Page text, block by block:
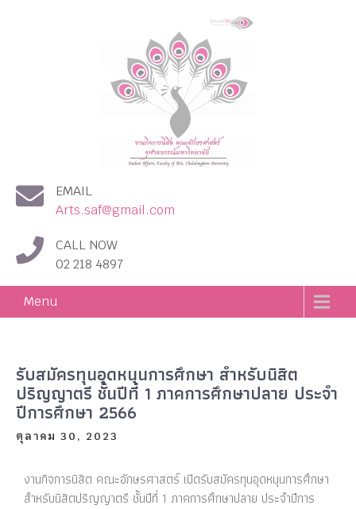
งานกิจการนิสิต คณะอักษร
ศาสตร์ จุฬาลงกรณ์
มหาวิทยาลัย
EMAIL
Arts.saf@gmail.com
CALL NOW
02 218 4897
Menu
รับสมัครทุนอุดหนุนการศึกษา สำหรับนิสิต
ปริญญาตรี ชั้นปีที่ 1 ภาคการศึกษาปลาย ประจำ
ปีการศึกษา 2566
ตุลาคม 30, 2023
งานกิจการนิสิต คณะอักษรศาสตร์ เปิดรับสมัครทุนอุดหนุนการศึกษา
สำหรับนิสิตปริญญาตรี ชั้นปีที่ 1 ภาคการศึกษาปลาย ประจำปีการ